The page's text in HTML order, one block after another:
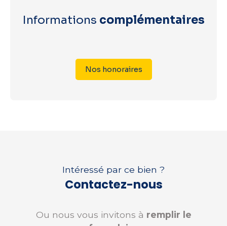
Informations complémentaires
Nos honoraires
Intéressé par ce bien ?
Contactez-nous
Ou nous vous invitons à remplir le